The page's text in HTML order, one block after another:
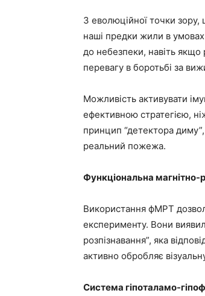
З еволюційної точки зору,
наші предки жили в умовах
до небезпеки, навіть якщо
перевагу в боротьбі за
Можливість активувати
ефективною стратегією,
принцип “детектора
реальний пожежа.
Функціональна
Використання фМРТ
експерименту. Вони
розпізнавання”, яка
активно обробляє
Система гіпоталамо-